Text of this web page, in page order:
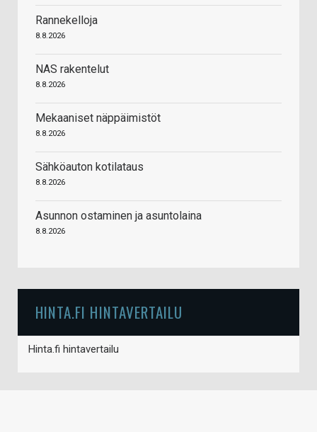
Rannekelloja
8.8.2026
NAS rakentelut
8.8.2026
Mekaaniset näppäimistöt
8.8.2026
Sähköauton kotilataus
8.8.2026
Asunnon ostaminen ja asuntolaina
8.8.2026
HINTA.FI HINTAVERTAILU
Hinta.fi hintavertailu